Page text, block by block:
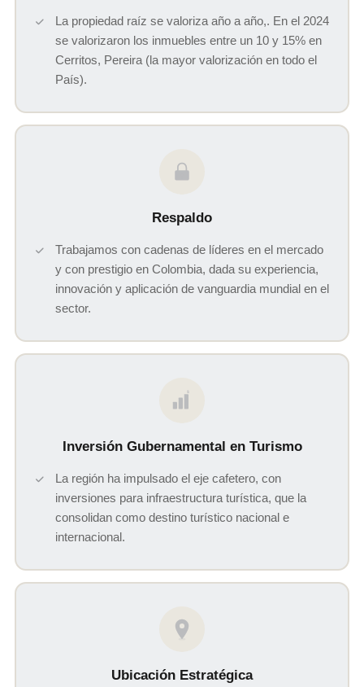
La propiedad raíz se valoriza año a año,. En el 2024
se valorizaron los inmuebles entre un 10 y 15% en
Cerritos, Pereira (la mayor valorización en todo el
País).
Respaldo
Trabajamos con cadenas de líderes en el mercado
y con prestigio en Colombia, dada su experiencia,
innovación y aplicación de vanguardia mundial en el
sector.
$
Inversión Gubernamental en Turismo
La región ha impulsado el eje cafetero, con
inversiones para infraestructura turística, que la
consolidan como destino turístico nacional e
internacional.
Ubicación Estratégica